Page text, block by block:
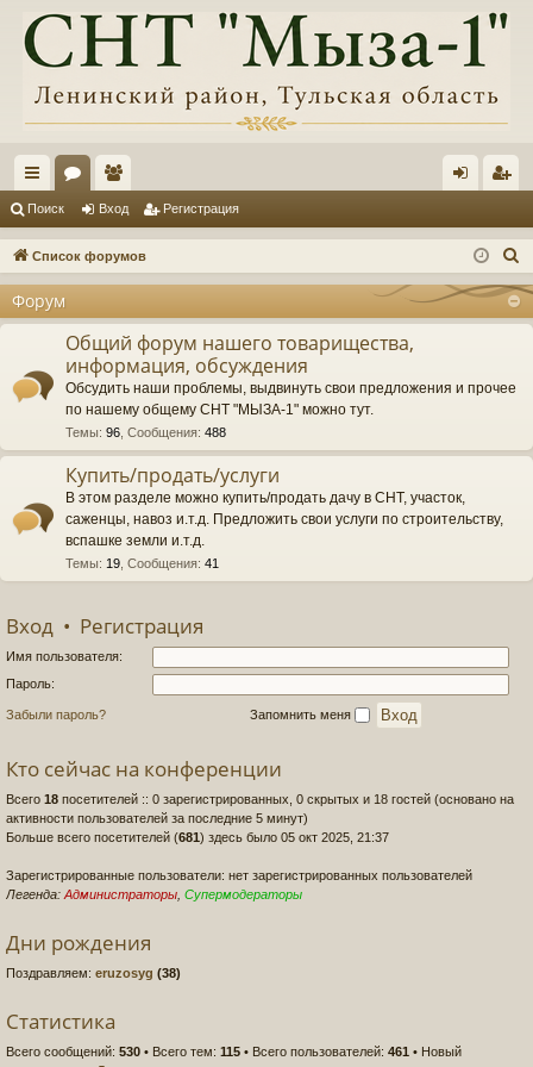
с
ы
и
ум
ол
ьз
ат
ел
и
д ис
ац
Поиск Вход Регистрация
Список форумов
Форум
Общий форум нашего товарищества,
информация, обсуждения
Обсудить наши проблемы, выдвинуть свои предложения и прочее
по нашему общему СНТ "МЫЗА-1" можно тут.
Темы: 96 Сообщения: 488
Купить/продать/услуги
В этом разделе можно купить/продать дачу в СНТ, участок,
саженцы, навоз и.т.д. Предложить свои услуги по строительству,
вспашке земли и.т.д.
Темы: 19 Сообщения: 41
Вход • Регистрация
Имя пользователя:
Пароль:
Забыли пароль? Запомнить меня
Кто сейчас на конференции
Всего 18 посетителей :: 0 зарегистрированных, 0 скрытых и 18 гостей (основано на
активности пользователей за последние 5 минут)
Больше всего посетителей (681) здесь было 05 окт 2025, 21:37
Зарегистрированные пользователи: нет зарегистрированных пользователей
Легенда: Администраторы Супермодераторы
Дни рождения
Поздравляем: eruzosyg (38)
Статистика
Всего сообщений: 530 • Всего тем: 115 • Всего пользователей: 461 • Новый